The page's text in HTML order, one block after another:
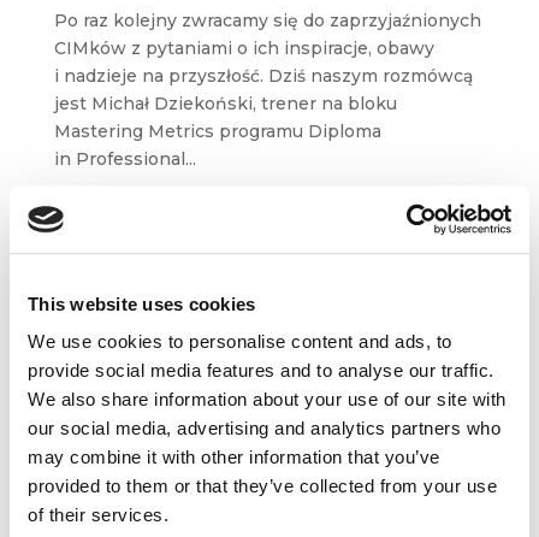
This website uses cookies
We use cookies to personalise content and ads, to
provide social media features and to analyse our traffic.
We also share information about your use of our site with
our social media, advertising and analytics partners who
may combine it with other information that you’ve
provided to them or that they’ve collected from your use
of their services.
Po raz kolejny zwracamy się do zaprzyjaźnionych
CIMków z pytaniami o ich inspiracje, obawy
i nadzieje na przyszłość. Dziś naszym rozmówcą
jest Michał Dziekoński, trener na bloku
Mastering Metrics programu Diploma
in Professional...
Julia Izmałkowa: ludzie przetrwają
bez technologii, ale technologia bez ludzi
nie